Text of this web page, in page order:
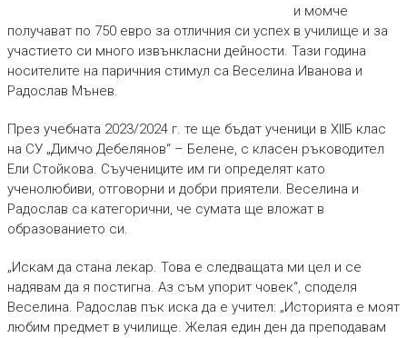
и момче
получават по 750 евро за отличния си успех в училище и за
участието си много извънкласни дейности. Тази година
носителите на паричния стимул са Веселина Иванова и
Радослав Мънев.
През учебната 2023/2024 г. те ще бъдат ученици в XIIБ клас
на СУ „Димчо Дебелянов“ – Белене, с класен ръководител
Ели Стойкова. Съучениците им ги определят като
ученолюбиви, отговорни и добри приятели. Веселина и
Радослав са категорични, че сумата ще вложат в
образованието си.
„Искам да стана лекар. Това е следващата ми цел и се
надявам да я постигна. Аз съм упорит човек“, споделя
Веселина. Радослав пък иска да е учител: „Историята е моят
любим предмет в училище. Желая един ден да преподавам